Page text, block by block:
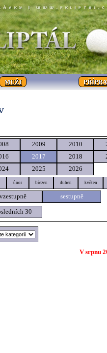
MUŽI
2009 2010
2017 2018
2025 2026
únor březen duben květen
vzestupně sestupně
30
V srpnu